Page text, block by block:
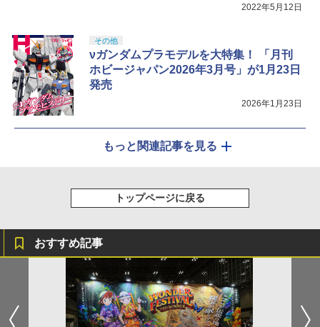
2022年5月12日
その他
νガンダムプラモデルを大特集！ 「月刊
ホビージャパン2026年3月号」が1月23日
発売
2026年1月23日
もっと関連記事を見る
トップページに戻る
おすすめ記事